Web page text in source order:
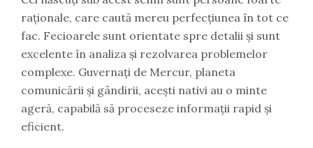
raționale, care caută mereu perfecțiunea în tot ce
fac. Fecioarele sunt orientate spre detalii și sunt
excelente în analiza și rezolvarea problemelor
complexe. Guvernați de Mercur, planeta
comunicării și gândirii, acești nativi au o minte
ageră, capabilă să proceseze informații rapid și
eficient.